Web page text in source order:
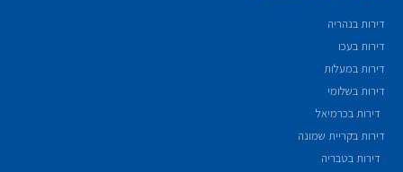
דירות בנהריה
דירות בעכו
דירות במעלות
דירות בשלומי
דירות בכרמיאל
דירות בקריית שמונה
דירות בטבריה